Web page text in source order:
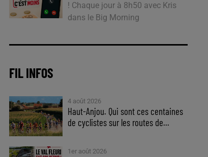
! Chaque jour à 8h50 avec Kris
dans le Big Morning
FIL INFOS
4 août 2026
Haut-Anjou. Qui sont ces centaines
de cyclistes sur les routes de...
1er août 2026